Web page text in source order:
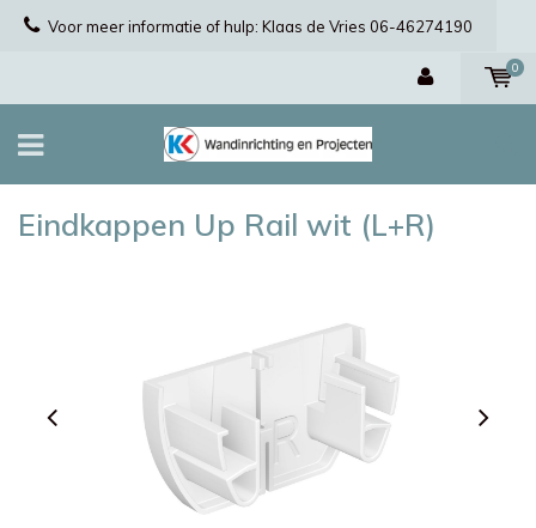
Voor meer informatie of hulp: Klaas de Vries 06-46274190
0
Eindkappen Up Rail wit (L+R)